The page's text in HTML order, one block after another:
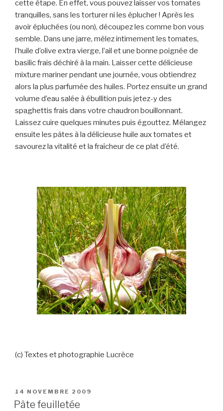
cette étape. En effet, vous pouvez laisser vos tomates
tranquilles, sans les torturer ni les éplucher ! Après les
avoir épluchées (ou non), découpez les comme bon vous
semble. Dans une jarre, mêlez intimement les tomates,
l’huile d’olive extra vierge, l’ail et une bonne poignée de
basilic frais déchiré à la main. Laisser cette délicieuse
mixture mariner pendant une journée, vous obtiendrez
alors la plus parfumée des huiles. Portez ensuite un grand
volume d’eau salée à ébullition puis jetez-y des
spaghettis frais dans votre chaudron bouillonnant.
Laissez cuire quelques minutes puis égouttez. Mélangez
ensuite les pâtes à la délicieuse huile aux tomates et
savourez la vitalité et la fraîcheur de ce plat d’été.
(c) Textes et photographie Lucrèce
PUBLIÉ
LE
14 NOVEMBRE 2009
Pâte feuilletée